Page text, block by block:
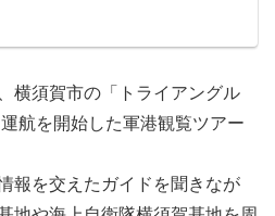
横須賀市の「トライアングル
航を開始した軍港観覧ツアー
報を交えたガイドを聞きなが